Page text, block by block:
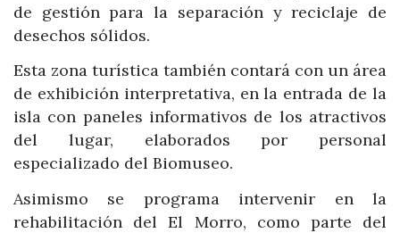
de gestión para la separación y reciclaje de
desechos sólidos.
Esta zona turística también contará con un área
de exhibición interpretativa, en la entrada de la
isla con paneles informativos de los atractivos
del lugar, elaborados por personal
especializado del Biomuseo.
Asimismo se programa intervenir en la
rehabilitación del El Morro, como parte del